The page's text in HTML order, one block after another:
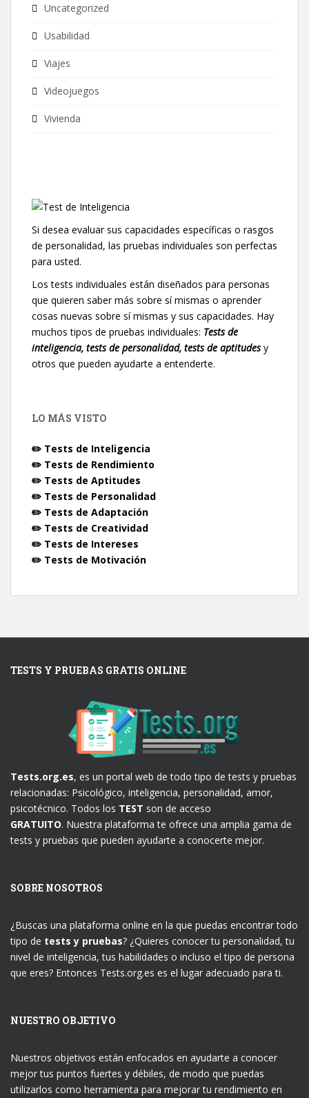
Uncategorized
Usabilidad
Viajes
Videojuegos
Vivienda
Si desea evaluar sus capacidades específicas o rasgos
de personalidad, las pruebas individuales son perfectas
para usted.
Los tests individuales están diseñados para personas
que quieren saber más sobre sí mismas o aprender
cosas nuevas sobre sí mismas y sus capacidades. Hay
muchos tipos de pruebas individuales: Tests de
inteligencia, tests de personalidad, tests de aptitudesy
otros que pueden ayudarte a entenderte.
LO MÁS VISTO
✏️ Tests de Inteligencia
✏️ Tests de Rendimiento
✏️ Tests de Aptitudes
✏️ Tests de Personalidad
✏️ Tests de Adaptación
✏️ Tests de Creatividad
✏️ Tests de Intereses
✏️ Tests de Motivación
TESTS Y PRUEBAS GRATIS ONLINE
Tests.org.es, es un portal web de todo tipo de tests y pruebas
relacionadas: Psicológico, inteligencia, personalidad, amor,
psicotécnico. Todos los TEST son de acceso
GRATUITO. Nuestra plataforma te ofrece una amplia gama de
tests y pruebas que pueden ayudarte a conocerte mejor.
SOBRE NOSOTROS
¿Buscas una plataforma online en la que puedas encontrar todo
tipo de tests y pruebas? ¿Quieres conocer tu personalidad, tu
nivel de inteligencia, tus habilidades o incluso el tipo de persona
que eres? Entonces Tests.org.es es el lugar adecuado para ti.
NUESTRO OBJETIVO
Nuestros objetivos están enfocados en ayudarte a conocer
mejor tus puntos fuertes y débiles, de modo que puedas
utilizarlos como herramienta para mejorar tu rendimiento en